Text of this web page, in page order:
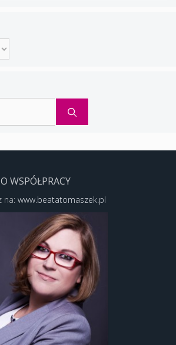
WSPÓŁPRACY
na: www.beatatomaszek.pl